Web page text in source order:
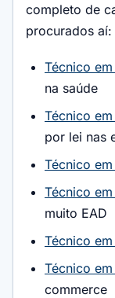
completo de
procurados aí:
Técnico
na saúde
Técnico
por lei nas
Técnico
Técnico
muito EAD
Técnico
Técnico
commerce